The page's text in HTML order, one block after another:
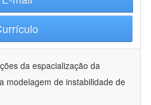
da espacialização da
modelagem de instabilidade de